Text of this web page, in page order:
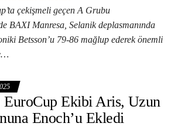
çekişmeli geçen A Grubu
BAXI Manresa, Selanik deplasmanında
Betsson’u 79-86 mağlup ederek önemli
Ekibi Aris, Uzun
Enoch’u Ekledi